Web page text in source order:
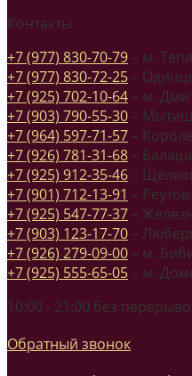
Контакты
+7 (977) 830-70-79 – м.
+7 (977) 830-72-25 –
+7 (925) 702-10-64 – м.
+7 (903) 790-55-30 –
+7 (964) 597-71-57 –
+7 (926) 781-31-68 –
+7 (925) 912-35-46 –
+7 (901) 712-13-91 – Реутов
+7 (925) 547-77-37 –
+7 (903) 123-17-70 –
+7 (926) 279-09-00 – м.
+7 (925) 555-65-05 – м.
10:00 - 21:00 без
Обратный звонок